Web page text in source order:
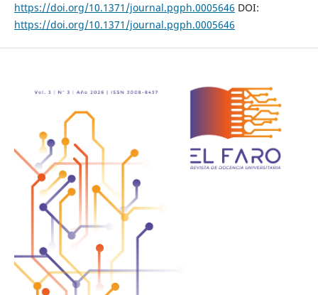
https://doi.org/10.1371/journal.pgph.0005646 DOI:
https://doi.org/10.1371/journal.pgph.0005646